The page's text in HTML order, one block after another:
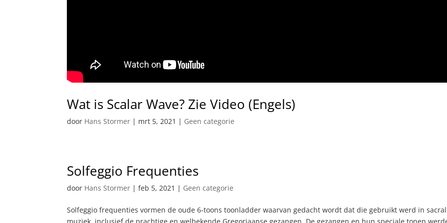
Wat is Scalar Wave? Zie Video (Engels)
door Hans Stormer | mrt 5, 2021 | Geen categorie
Solfeggio Frequenties
door Hans Stormer |feb 5, 2021 | Geen categorie
Solfeggio frequenties vormen de oude 6-toons toonladder waarvan gedacht wordt dat die gebruikt werd in
muziek, inclusief de prachtige en welbekende Gregoriaanse gezangen. De gezangen en hun speciale tonen